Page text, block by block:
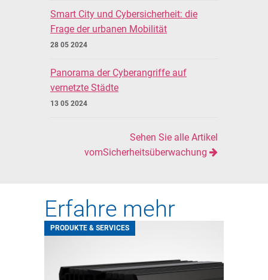
Smart City und Cybersicherheit: die
Frage der urbanen Mobilität
28 05 2024
Panorama der Cyberangriffe auf
vernetzte Städte
13 05 2024
Sehen Sie alle Artikel
vomSicherheitsüberwachung
Erfahre mehr
PRODUKTE & SERVICES